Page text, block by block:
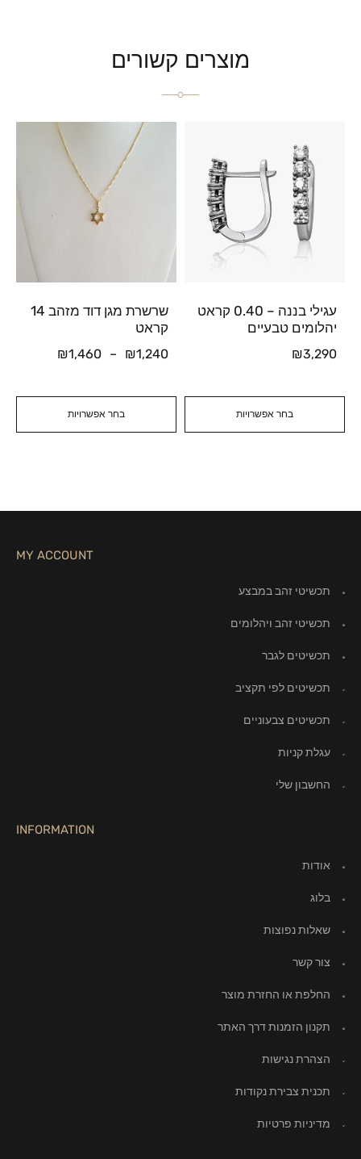
מוצרים קשורים
בחר אפשרויות
עגילי בננה – 0.40 קראט
יהלומים טבעיים
₪3,290
בחר אפשרויות
שרשרת מגן דוד מזהב 14
קראט
₪1,240
–
₪1,460
MY ACCOUNT
תכשיטי זהב במבצע
תכשיטי זהב ויהלומים
תכשיטים לגבר
תכשיטים לפי תקציב
תכשיטים צבעוניים
עגלת קניות
החשבון שלי
INFORMATION
אודות
בלוג
שאלות נפוצות
צור קשר
החלפת או החזרת מוצר
תקנון הזמנות דרך האתר
הצהרת נגישות
תכנית צבירת נקודות
מדיניות פרטיות